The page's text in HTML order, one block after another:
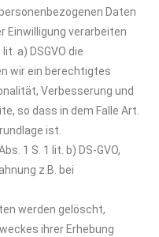
Daten
Einwilligung verarbeiten
a) DSGVO die
wir ein berechtigtes
Verbesserung und
so dass in dem Falle Art.
ist.
1 S. 1 lit. b) DS-GVO,
z.B. bei
werden gelöscht,
ihrer Erhebung